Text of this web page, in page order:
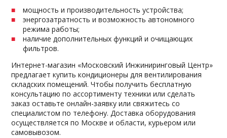
мощность и производительность устройства;
энергозатратность и возможность автономного
режима работы;
наличие дополнительных функций и очищающих
фильтров.
Интернет-магазин «Московский Инжиниринговый Центр»
предлагает купить кондиционеры для вентилирования
складских помещений. Чтобы получить бесплатную
консультацию по ассортименту техники или сделать
заказ оставьте онлайн-заявку или свяжитесь со
специалистом по телефону. Доставка оборудования
осуществляется по Москве и области, курьером или
самовывозом.